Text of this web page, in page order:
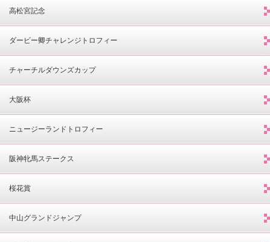
高松宮記念
ダービー卿チャレンジトロフィー
チャーチルダウンズカップ
大阪杯
ニュージーランドトロフィー
阪神牝馬ステークス
桜花賞
中山グランドジャンプ